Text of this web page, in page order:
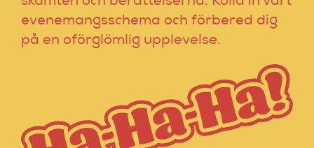
evenemangsschema och förbered dig
på en oförglömlig upplevelse.